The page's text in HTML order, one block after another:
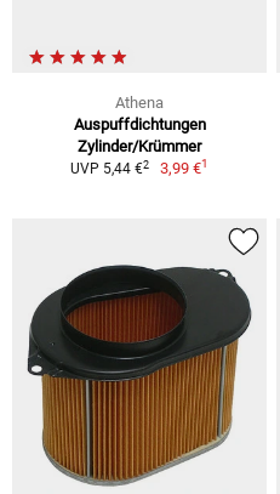
Athena
Auspuffdichtungen
Zylinder/Krümmer
UVP 5,44 €2 3,99 €1